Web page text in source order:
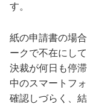
す。
紙の申請書の場
ークで不在にし
決裁が何日も停
中のスマートフ
確認しづらく、